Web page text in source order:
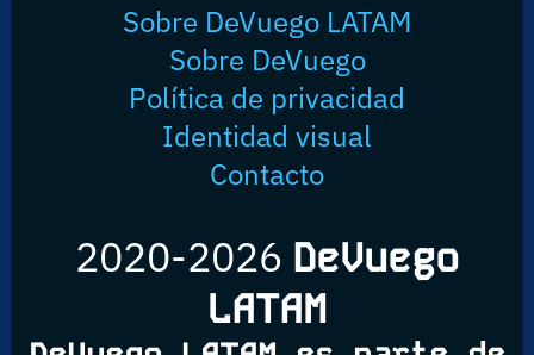
Sobre DeVuego LATAM
Sobre DeVuego
Política de privacidad
Identidad visual
Contacto
2020-2026 DeVuego
LATAM